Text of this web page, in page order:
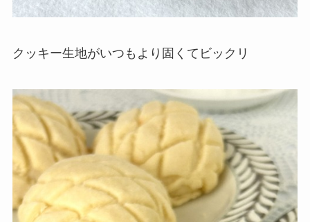
クッキー生地がいつもより固くてビックリ